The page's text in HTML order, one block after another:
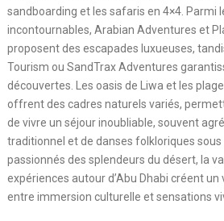
sandboarding et les safaris en 4×4. Parmi
incontournables, Arabian Adventures et
proposent des escapades luxueuses,
Tourism ou SandTrax Adventures
découvertes. Les oasis de Liwa et les
offrent des cadres naturels variés,
de vivre un séjour inoubliable, souvent
traditionnel et de danses folkloriques sous
passionnés des splendeurs du désert, la
expériences autour d’Abu Dhabi créent
entre immersion culturelle et sensations